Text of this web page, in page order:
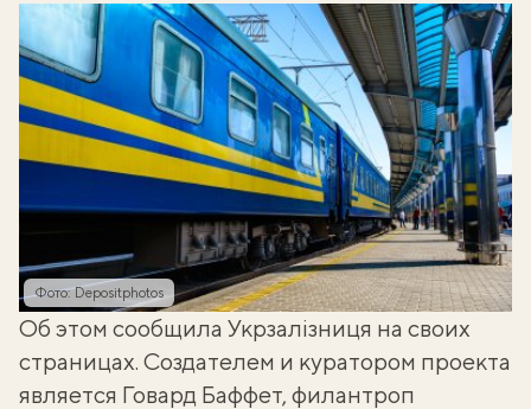
Фото: Depositphotos
Об этом сообщила Укрзалізниця на своих
страницах. Создателем и куратором проекта
является Говард Баффет, филантроп